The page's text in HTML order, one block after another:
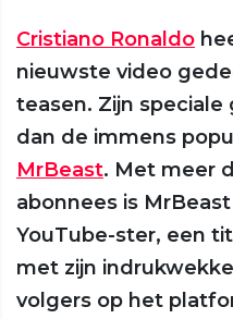
Cristiano Ronaldo
nieuwste video
teasen. Zijn
dan de immens
MrBeast. Met meer
abonnees is
YouTube-ster, een
met zijn
volgers op het